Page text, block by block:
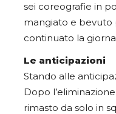
sei coreografie in
mangiato e bevuto
continuato la
Le anticipazioni
Stando alle
Dopo
rimasto da solo in